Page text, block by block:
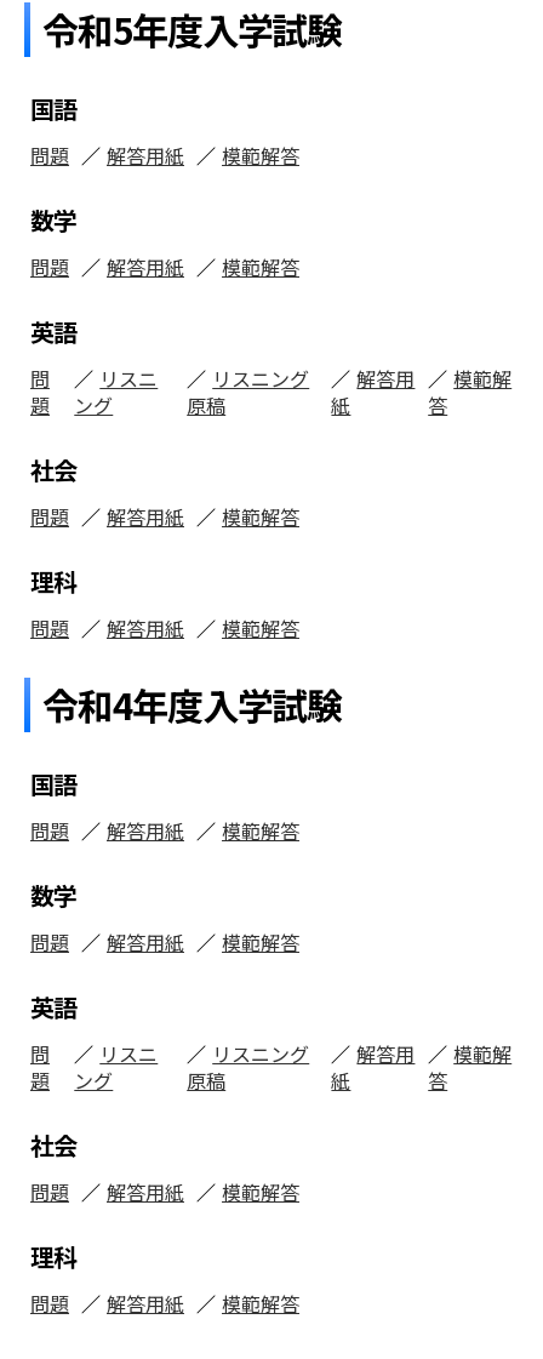
令和5年度入学試験
国語
問題 解答用紙 模範解答
数学
問題 解答用紙 模範解答
英語
問
題
リスニ
ング
リスニング
原稿
解答用
紙
模範解
答
社会
問題 解答用紙 模範解答
理科
問題 解答用紙 模範解答
令和4年度入学試験
国語
問題 解答用紙 模範解答
数学
問題 解答用紙 模範解答
英語
問
題
リスニ
ング
リスニング
原稿
解答用
紙
模範解
答
社会
問題 解答用紙 模範解答
理科
問題 解答用紙 模範解答